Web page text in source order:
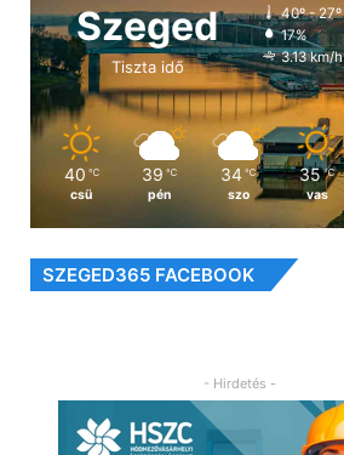
Szeged
Tiszta idő
40º - 27º
17%
3.13 km/h
40 ℃
csü
39 ℃
pén
34 ℃
szo
35 ℃
vas
SZEGED365 FACEBOOK
- Hirdetés -